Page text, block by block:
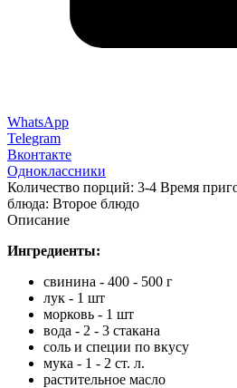
WhatsApp
Telegram
Вконтакте
Одноклассники
Количество порций: 3-4 Время
блюда: Второе блюдо
Описание
Ингредиенты:
свинина - 400 - 500 г
лук - 1 шт
морковь - 1 шт
вода - 2 - 3 стакана
соль и специи по вкусу
мука - 1 - 2 ст. л.
растительное масло